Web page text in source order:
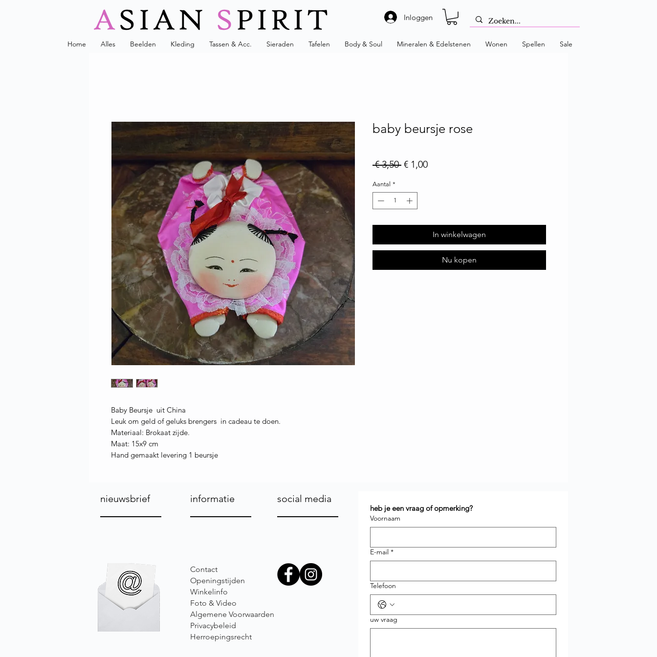
Inloggen
Home Alles Beelden Kleding Tassen & Acc. Sieraden Tafelen Body & Soul Mineralen & Edelstenen Wonen Spellen Sale
Baby Beursje uit China
Leuk om geld of geluks brengers in cadeau te doen.
Materiaal: Brokaat zijde.
Maat: 15x9 cm
Hand gemaakt levering 1 beursje
baby beursje rose
€ 3,50 Normale prijs
€ 1,00Verkoopprijs
Aantal *
In winkelwagen
Nu kopen
nieuwsbrief informatie social media
Contact
Openingstijden
Winkelinfo
Foto & Video
Algemene Voorwaarden
Privacybeleid
Herroepingsrecht
heb je een vraag of opmerking?
Voornaam
E-mail *
Telefoon
uw vraag